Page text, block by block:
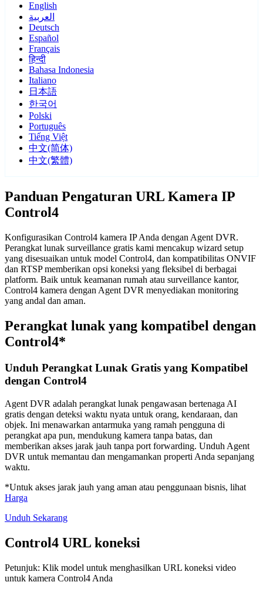
English
العربية
Deutsch
Español
Français
हिन्दी
Bahasa Indonesia
Italiano
日本語
한국어
Polski
Português
Tiếng Việt
中文(简体)
中文(繁體)
Panduan Pengaturan URL Kamera IP
Control4
Konfigurasikan Control4 kamera IP Anda dengan Agent DVR.
Perangkat lunak surveillance gratis kami mencakup wizard setup
yang disesuaikan untuk model Control4, dan kompatibilitas ONVIF
dan RTSP memberikan opsi koneksi yang fleksibel di berbagai
platform. Baik untuk keamanan rumah atau surveillance kantor,
Control4 kamera dengan Agent DVR menyediakan monitoring
yang andal dan aman.
Perangkat lunak yang kompatibel dengan
Control4*
Unduh Perangkat Lunak Gratis yang Kompatibel
dengan Control4
Agent DVR adalah perangkat lunak pengawasan bertenaga AI
gratis dengan deteksi waktu nyata untuk orang, kendaraan, dan
objek. Ini menawarkan antarmuka yang ramah pengguna di
perangkat apa pun, mendukung kamera tanpa batas, dan
memberikan akses jarak jauh tanpa port forwarding. Unduh Agent
DVR untuk memantau dan mengamankan properti Anda sepanjang
waktu.
*Untuk akses jarak jauh yang aman atau penggunaan bisnis, lihat
Harga
Unduh Sekarang
Control4 URL koneksi
Petunjuk: Klik model untuk menghasilkan URL koneksi video
untuk kamera Control4 Anda